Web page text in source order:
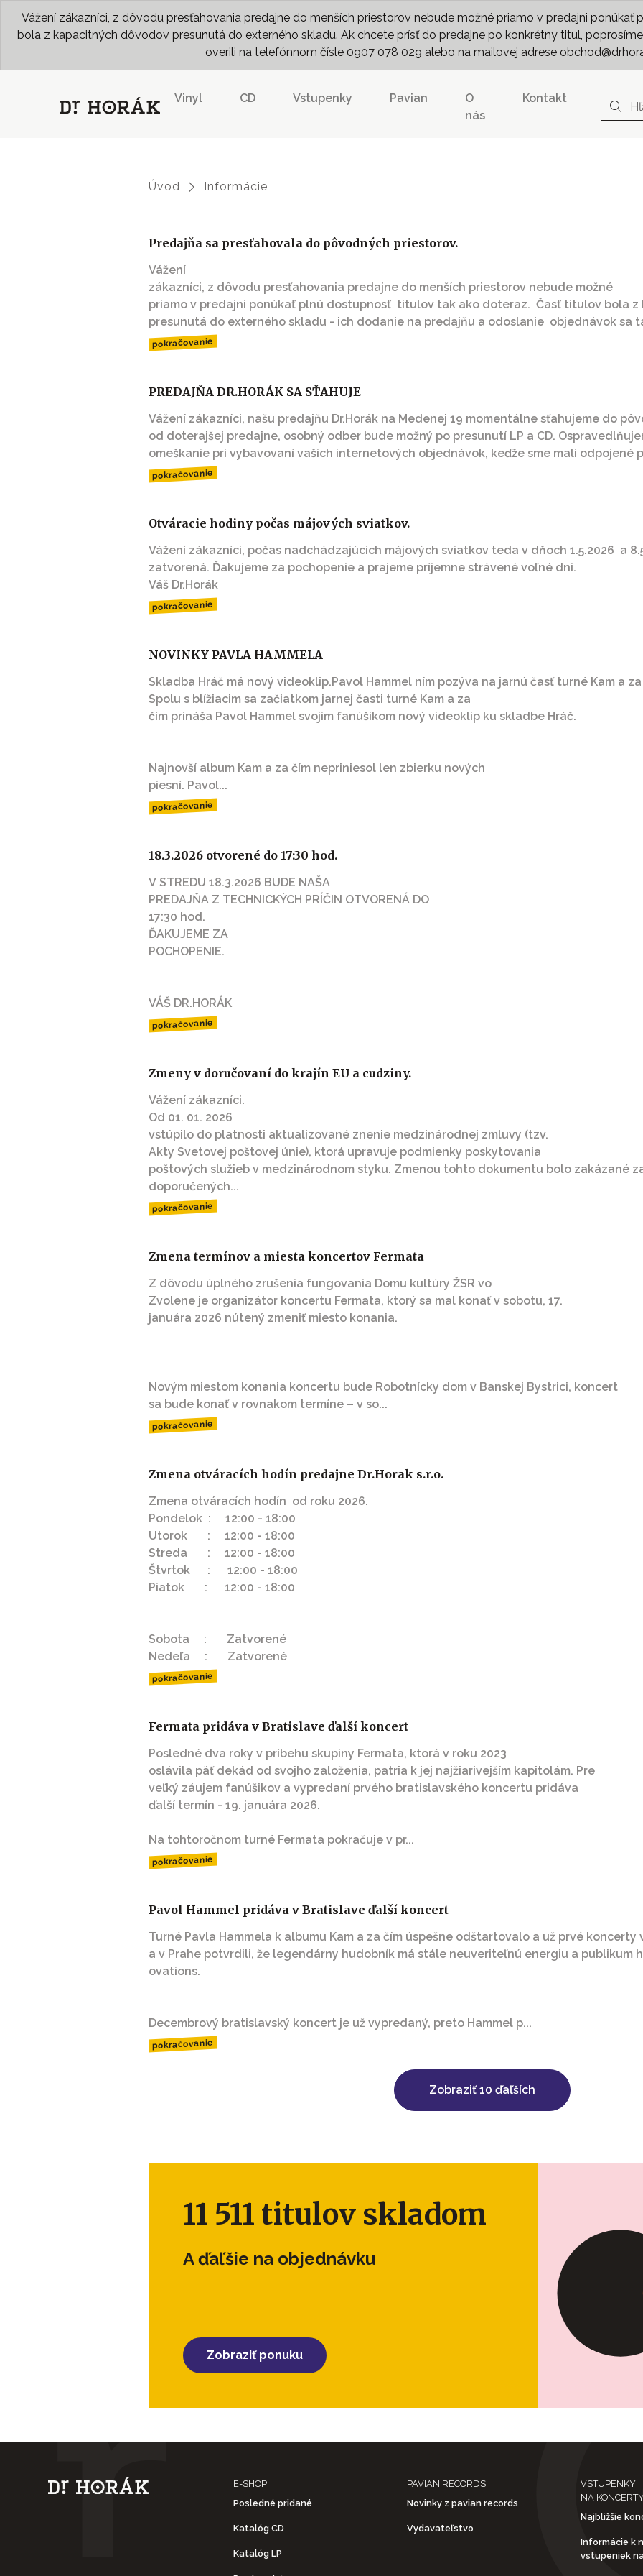
Vážení zákazníci, z dôvodu presťahovania predajne do menších priestorov nebude možné priamo v predajni
bola z kapacitných dôvodov presunutá do externého skladu. Ak chcete prísť do predajne po konkrétny titul,
overili na telefónnom čísle 0907 078 029 alebo na mailovej adrese
Vinyl CD Vstupenky Pavian
O
nás
Kontakt
Úvod Informácie
Predajňa sa presťahovala do pôvodných priestorov.
Vážení
zákazníci, z dôvodu presťahovania predajne do menších priestorov nebude možné
priamo v predajni ponúkať plnú dostupnosť titulov tak ako doteraz. Časť titulov bola
presunutá do externého skladu - ich dodanie na predajňu a odoslanie objednávok sa
pokračovanie
PREDAJŇA DR.HORÁK SA SŤAHUJE
Vážení zákazníci, našu predajňu Dr.Horák na Medenej 19 momentálne sťahujeme do
od doterajšej predajne, osobný odber bude možný po presunutí LP a CD.
omeškanie pri vybavovaní vašich internetových objednávok, keďže sme mali odpojené
pokračovanie
Otváracie hodiny počas májových sviatkov.
Vážení zákazníci, počas nadchádzajúcich májových sviatkov teda v dňoch 1.5.2026 a
zatvorená. Ďakujeme za pochopenie a prajeme príjemne strávené voľné dni.
Váš Dr.Horák
pokračovanie
NOVINKY PAVLA HAMMELA
Skladba Hráč má nový videoklip.Pavol Hammel ním pozýva na jarnú časť turné Kam a
Spolu s blížiacim sa začiatkom jarnej časti turné Kam a za
čím prináša Pavol Hammel svojim fanúšikom nový videoklip ku skladbe Hráč.
Najnovší album Kam a za čím nepriniesol len zbierku nových
piesní. Pavol...
pokračovanie
18.3.2026 otvorené do 17:30 hod.
V STREDU 18.3.2026 BUDE NAŠA
PREDAJŇA Z TECHNICKÝCH PRÍČIN OTVORENÁ DO
17:30 hod.
ĎAKUJEME ZA
POCHOPENIE.
VÁŠ DR.HORÁK
pokračovanie
Zmeny v doručovaní do krajín EU a cudziny.
Vážení zákazníci.
Od 01. 01. 2026
vstúpilo do platnosti aktualizované znenie medzinárodnej zmluvy (tzv.
Akty Svetovej poštovej únie), ktorá upravuje podmienky poskytovania
poštových služieb v medzinárodnom styku. Zmenou tohto dokumentu bolo zakázané
doporučených...
pokračovanie
Zmena termínov a miesta koncertov Fermata
Z dôvodu úplného zrušenia fungovania Domu kultúry ŽSR vo
Zvolene je organizátor koncertu Fermata, ktorý sa mal konať v sobotu, 17.
januára 2026 nútený zmeniť miesto konania.
Novým miestom konania koncertu bude Robotnícky dom v Banskej Bystrici, koncert
sa bude konať v rovnakom termíne – v so...
pokračovanie
Zmena otváracích hodín predajne Dr.Horak s.r.o.
Zmena otváracích hodín od roku 2026.
Pondelok : 12:00 - 18:00
Utorok : 12:00 - 18:00
Streda : 12:00 - 18:00
Štvrtok : 12:00 - 18:00
Piatok : 12:00 - 18:00
Sobota : Zatvorené
Nedeľa : Zatvorené
pokračovanie
Fermata pridáva v Bratislave ďalší koncert
Posledné dva roky v príbehu skupiny Fermata, ktorá v roku 2023
oslávila päť dekád od svojho založenia, patria k jej najžiarivejším kapitolám. Pre
veľký záujem fanúšikov a vypredaní prvého bratislavského koncertu pridáva
ďalší termín - 19. januára 2026.
Na tohtoročnom turné Fermata pokračuje v pr...
pokračovanie
Pavol Hammel pridáva v Bratislave ďalší koncert
Turné Pavla Hammela k albumu Kam a za čím úspešne odštartovalo a už prvé koncerty
a v Prahe potvrdili, že legendárny hudobník má stále neuveriteľnú energiu a publikum
ovations.
Decembrový bratislavský koncert je už vypredaný, preto Hammel p...
pokračovanie
Zobraziť 10 ďaľších
11 511 titulov skladom
A ďaľšie na objednávku
Zobraziť ponuku
E-SHOP
Posledné pridané
Katalóg CD
Katalóg LP
PAVIAN RECORDS
Novinky z pavian records
Vydavateľstvo
VSTUPENKY
NA
Najbližšie
Informácie k
vstupeniek